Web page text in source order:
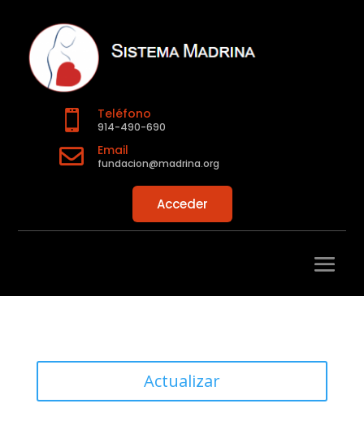
 Teléfono
914-490-690
 Email
fundacion@madrina.org
Acceder
Actualizar